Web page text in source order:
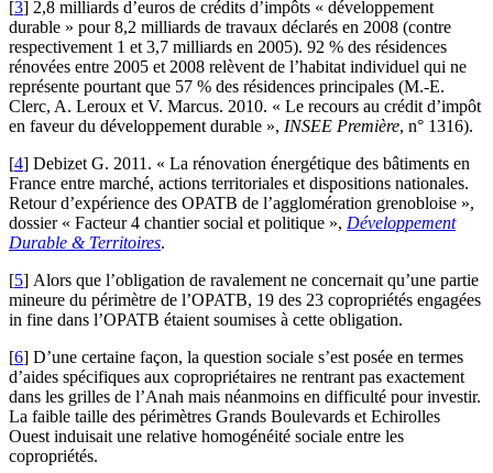
[3] 2,8 milliards d’euros de crédits d’impôts « développement
durable » pour 8,2 milliards de travaux déclarés en 2008 (contre
respectivement 1 et 3,7 milliards en 2005). 92 % des résidences
rénovées entre 2005 et 2008 relèvent de l’habitat individuel qui ne
représente pourtant que 57 % des résidences principales (M.-E.
Clerc, A. Leroux et V. Marcus. 2010. « Le recours au crédit d’impôt
en faveur du développement durable », INSEE Première, n° 1316).
[4] Debizet G. 2011. « La rénovation énergétique des bâtiments en
France entre marché, actions territoriales et dispositions nationales.
Retour d’expérience des OPATB de l’agglomération grenobloise »,
dossier « Facteur 4 chantier social et politique », Développement
Durable & Territoires.
[5] Alors que l’obligation de ravalement ne concernait qu’une partie
mineure du périmètre de l’OPATB, 19 des 23 copropriétés engagées
in fine dans l’OPATB étaient soumises à cette obligation.
[6] D’une certaine façon, la question sociale s’est posée en termes
d’aides spécifiques aux copropriétaires ne rentrant pas exactement
dans les grilles de l’Anah mais néanmoins en difficulté pour investir.
La faible taille des périmètres Grands Boulevards et Echirolles
Ouest induisait une relative homogénéité sociale entre les
copropriétés.